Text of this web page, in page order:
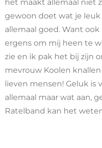
het maakt allemaal niet
gewoon doet wat je
allemaal goed. Want
ergens om mij heen te
zie en ik pak het bij zijn
mevrouw Koolen
lieven mensen! Geluk is
allemaal maar wat aan,
Ratelband kan het